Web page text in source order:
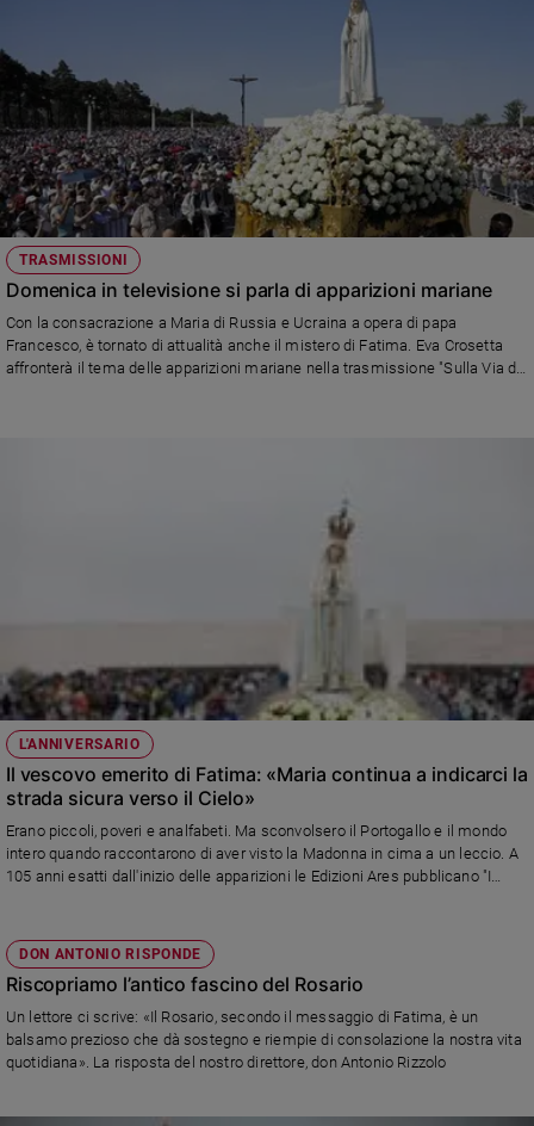
e
giovani
Adolescenza
Bioetica
Riflessioni
Chi
siamo
Contatti
Pubblicità
Redazione
Social
TRASMISSIONI
Domenica in televisione si parla di apparizioni mariane
Con la consacrazione a Maria di Russia e Ucraina a opera di papa
Francesco, è tornato di attualità anche il mistero di Fatima. Eva Crosetta
affronterà il tema delle apparizioni mariane nella trasmissione "Sulla Via di
L'ANNIVERSARIO
Il vescovo emerito di Fatima: «Maria continua a indicarci la
strada sicura verso il Cielo»
Erano piccoli, poveri e analfabeti. Ma sconvolsero il Portogallo e il mondo
intero quando raccontarono di aver visto la Madonna in cima a un leccio. A
105 anni esatti dall'inizio delle apparizioni le Edizioni Ares pubblicano "I
DON ANTONIO RISPONDE
Riscopriamo l’antico fascino del Rosario
Un lettore ci scrive: «Il Rosario, secondo il messaggio di Fatima, è un
balsamo prezioso che dà sostegno e riempie di consolazione la nostra vita
quotidiana». La risposta del nostro direttore, don Antonio Rizzolo